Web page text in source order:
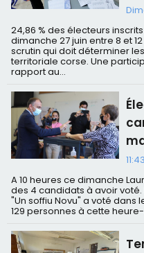
24,86 % des électeurs
dimanche 27 juin entre 8 et
scrutin qui doit déterminer
territoriale corse. Une
rapport au...
11:43
A 10 heures ce dimanche
des 4 candidats à avoir
"Un soffiu Novu" a voté dans
129 personnes à cette